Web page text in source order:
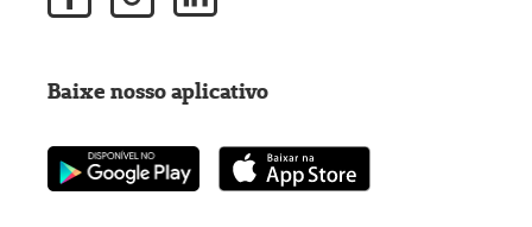
Baixe nosso aplicativo